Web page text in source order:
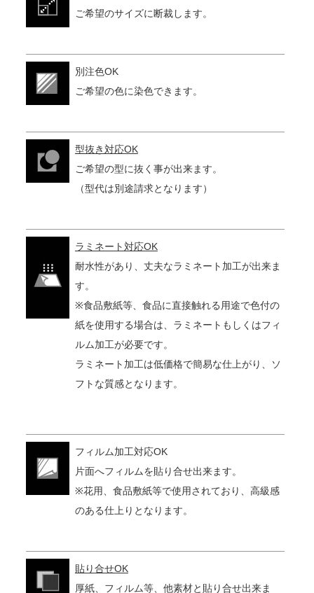
ご希望のサイズに断裁します。
別注色OK
ご希望の色に染色できます。
型抜き対応OK
ご希望の型に抜く事が出来ます。
（型代は別途請求となります）
ラミネート対応OK
耐水性があり、丈夫なラミネート加工が出来ま
す。
※食品敷紙等、食品に直接触れる用途で色付の
紙を使用する場合は、ラミネートもしくはフィ
ルム加工が必要です。
ラミネート加工は低価格で簡易な仕上がり、ソ
フトな質感となります。
フィルム加工対応OK
片面へフィルムを貼り合せ出来ます。
※花用、食品敷紙等で使用されており、高級感
のある仕上りとなります。
貼り合せOK
厚紙、フィルム等、他素材と貼り合せ出来ま